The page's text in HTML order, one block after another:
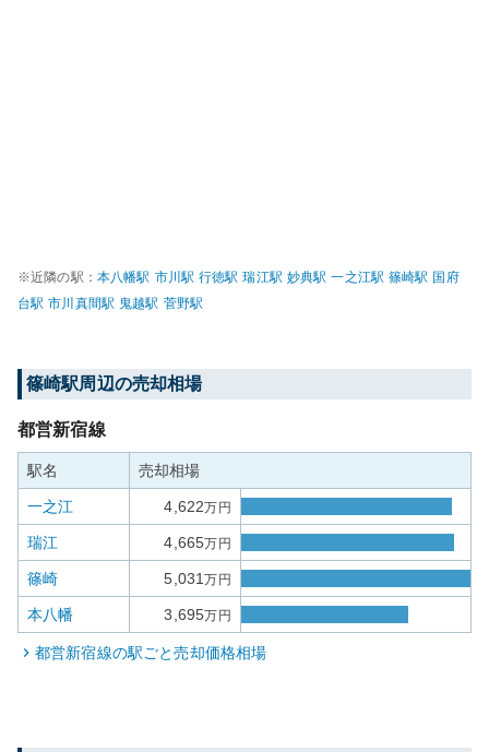
※近隣の駅： 本八幡駅 市川駅 行徳駅 瑞江駅 妙典駅 一之江駅 篠崎駅 国府
台駅 市川真間駅 鬼越駅 菅野駅
篠崎駅周辺の売却相場
都営新宿線
駅名 売却相場
一之江 4,622万円
瑞江 4,665万円
篠崎 5,031万円
本八幡 3,695万円
都営新宿線の駅ごと売却価格相場